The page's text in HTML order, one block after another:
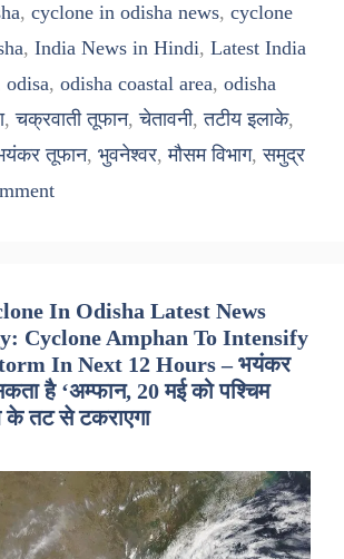
, cyclone in odisha news, cyclone
, India News in Hindi, Latest India
odisa, odisha coastal area, odisha
,चक्रवाती तूफान,चेतावनी,तटीय इलाके,
तूफान, भुवनेश्वर,मौसम विभाग,समुद्र
In Odisha Latest News
Cyclone Amphan To Intensify
In Next 12 Hours – भयंकर
है ‘अम्फान, 20 मई को पश्चिम
के तट से टकराएगा